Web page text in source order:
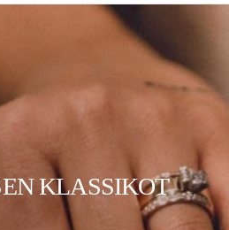
KLASSIKOT